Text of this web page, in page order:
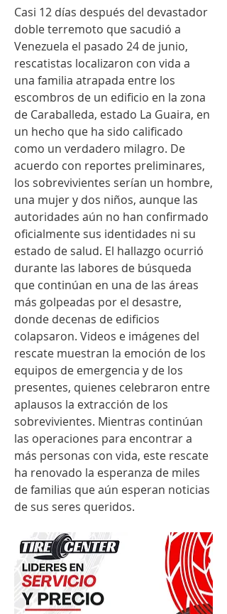
Casi 12 días después del devastador
doble terremoto que sacudió a
Venezuela el pasado 24 de junio,
rescatistas localizaron con vida a
una familia atrapada entre los
escombros de un edificio en la zona
de Caraballeda, estado La Guaira, en
un hecho que ha sido calificado
como un verdadero milagro. De
acuerdo con reportes preliminares,
los sobrevivientes serían un hombre,
una mujer y dos niños, aunque las
autoridades aún no han confirmado
oficialmente sus identidades ni su
estado de salud. El hallazgo ocurrió
durante las labores de búsqueda
que continúan en una de las áreas
más golpeadas por el desastre,
donde decenas de edificios
colapsaron. Videos e imágenes del
rescate muestran la emoción de los
equipos de emergencia y de los
presentes, quienes celebraron entre
aplausos la extracción de los
sobrevivientes. Mientras continúan
las operaciones para encontrar a
más personas con vida, este rescate
ha renovado la esperanza de miles
de familias que aún esperan noticias
de sus seres queridos.